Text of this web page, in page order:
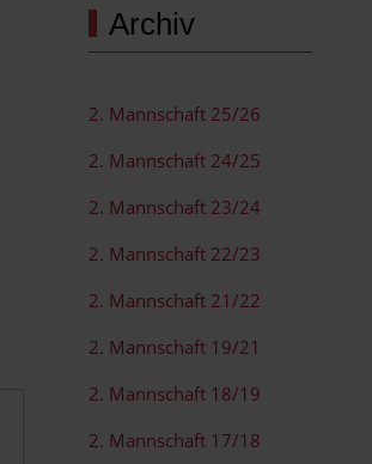
Archiv
2. Mannschaft 25/26
2. Mannschaft 24/25
2. Mannschaft 23/24
2. Mannschaft 22/23
2. Mannschaft 21/22
2. Mannschaft 19/21
2. Mannschaft 18/19
2. Mannschaft 17/18